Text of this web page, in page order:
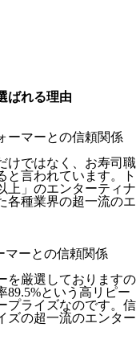
ばれる理由
けではなく、お寿司職
と言われています。ト
上 」のエンターティナ
各種業界の超一流のエ
を厳選しておりますの
89.5%という高リピー
プライズなのです。 信
ズの超一流のエンター